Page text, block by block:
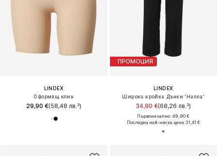
LINDEX
Оформящ клин
29,90 €(58,48 лв.³)
ПРОМОЦИЯ
LINDEX
Широка кройка Дънки 'Hanna'
34,90 €(68,26 лв.³)
Първоначално: 49,90 €
Последна най-ниска цена:31,41 €